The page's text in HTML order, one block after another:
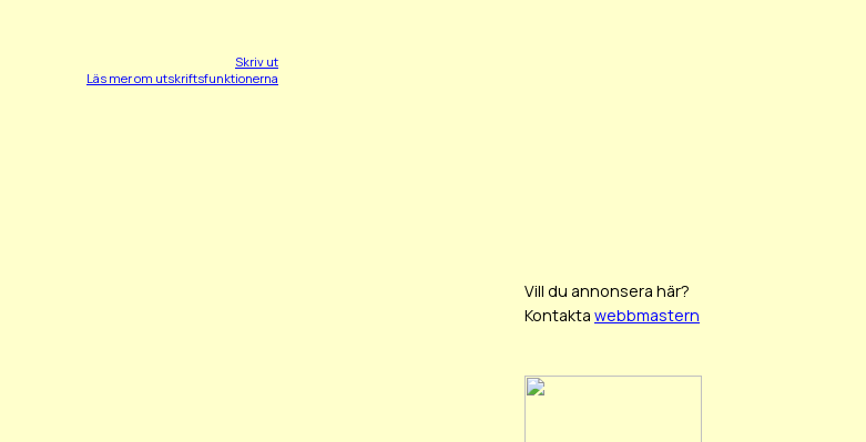
Skriv ut
Läs mer om utskriftsfunktionerna
Vill du annonsera här?
Kontakta webbmastern